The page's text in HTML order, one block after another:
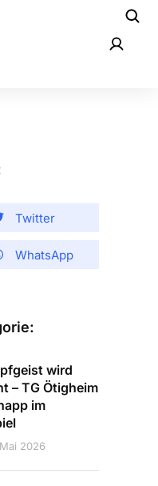
Twitter
WhatsApp
wird
– TG Ötigheim
im
2026